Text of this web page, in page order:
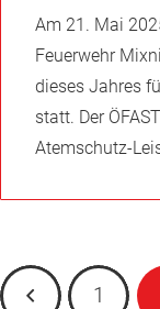
Am 21. Mai
Feuerwehr
dieses Jahres
statt. Der
Atemschutz-
1